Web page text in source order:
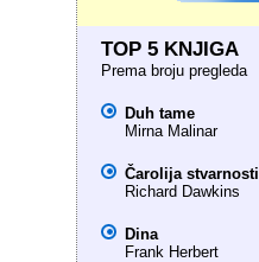
TOP 5 KNJIGA
Prema broju pregleda
Duh tame
Mirna Malinar
Čarolija stvarnosti
Richard Dawkins
Dina
Frank Herbert